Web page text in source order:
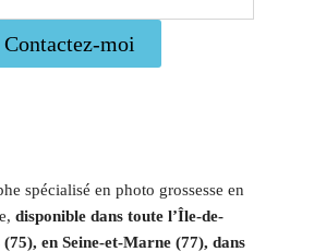
Contactez-moi
spécialisé en photo grossesse en
disponible dans toute l’Île-de-
en Seine-et-Marne (77), dans